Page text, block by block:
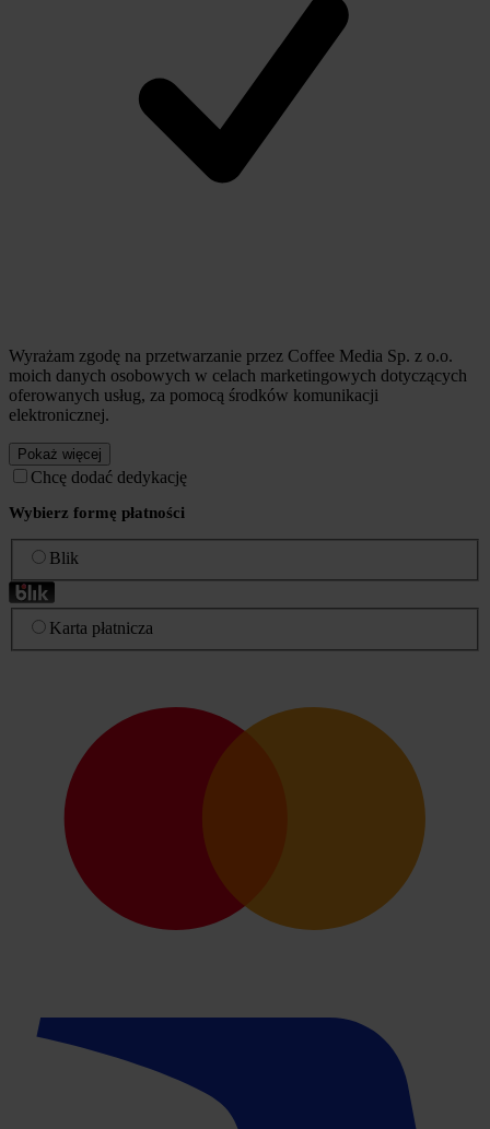
Wyrażam zgodę na przetwarzanie przez Coffee Media Sp. z o.o.
moich danych osobowych w celach marketingowych dotyczących
oferowanych usług, za pomocą środków komunikacji
elektronicznej.
Pokaż więcej
Chcę dodać dedykację
Wybierz formę płatności
Blik
Karta płatnicza